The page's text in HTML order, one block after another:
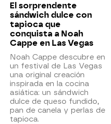
El sorprendente
sándwich dulce con
tapioca que
conquista a Noah
Cappe en Las Vegas
Noah Cappe descubre en
un festival de Las Vegas
una original creación
inspirada en la cocina
asiática: un sándwich
dulce de queso fundido,
pan de canela y perlas de
tapioca.